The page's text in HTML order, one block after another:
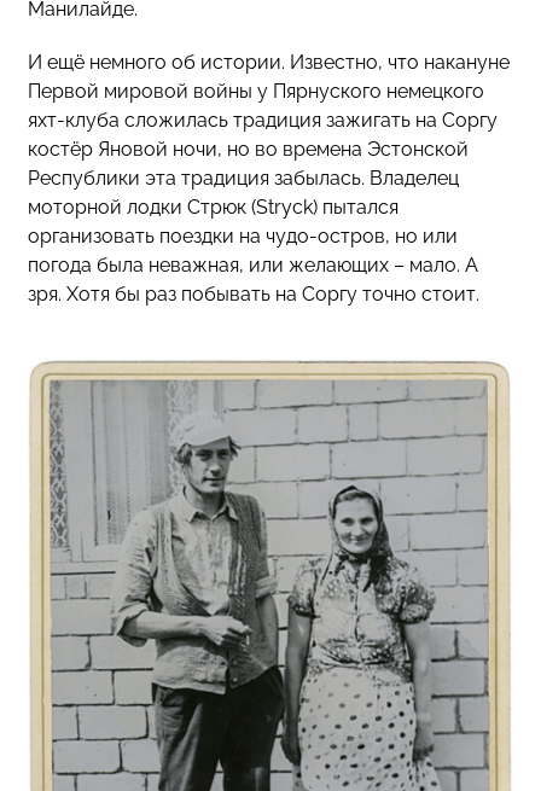
Манилайде.
И ещё немного об истории. Известно, что накануне
Первой мировой войны у Пярнуского немецкого
яхт-клуба сложилась традиция зажигать на Соргу
костёр Яновой ночи, но во времена Эстонской
Республики эта традиция забылась. Владелец
моторной лодки Стрюк (Stryck) пытался
организовать поездки на чудо-остров, но или
погода была неважная, или желающих – мало. А
зря. Хотя бы раз побывать на Соргу точно стоит.